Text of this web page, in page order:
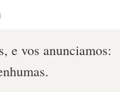
e vos anunciamos: